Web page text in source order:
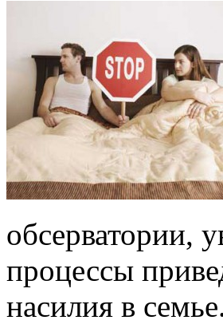
обсерватории,
процессы
насилия в